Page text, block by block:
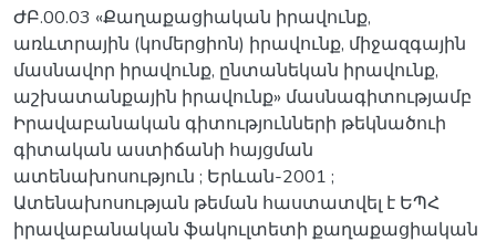
ԺԲ.00.03 «Քաղաքացիական իրավունք,
առևտրային (կոմերցիոն) իրավունք, միջազգային
մասնավոր իրավունք, ընտանեկան իրավունք,
աշխատանքային իրավունք» մասնագիտությամբ
Իրավաբանական գիտությունների թեկնածուի
գիտական աստիճանի հայցման
ատենախոսություն ; Երևան-2001 ;
Ատենախոսության թեման հաստատվել է ԵՊՀ
իրավաբանական ֆակուլտետի քաղաքացիական